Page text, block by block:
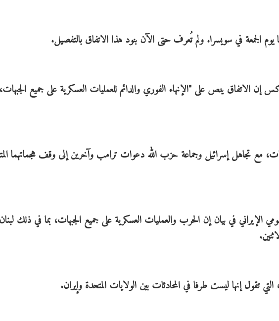
يوم الجمعة في سويسرا. ولم تُعرف حتى الآن بنود هذا الاتفاق بالتفصيل.
الاتفاق ينص على "الإنهاء الفوري والدائم للعمليات العسكرية على جميع
مع تجاهل إسرائيل وجماعة حزب الله دعوات ترامب وآخرين إلى وقف هجماتهما
الإيراني في بيان إن الحرب والعمليات العسكرية على جميع الجبهات، بما في ذلك
تقول إنها ليست طرفا في المحادثات بين الولايات المتحدة وإيران.